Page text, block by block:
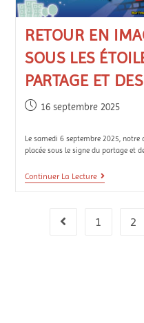
RETOUR EN
SOUS LES
PARTAGE ET
16 septembre 2025
Le samedi 6 septembre 2025, notre
placée sous le signe du partage et
Continuer La Lecture
1 2